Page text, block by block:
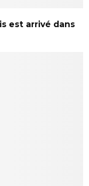
est arrivé dans